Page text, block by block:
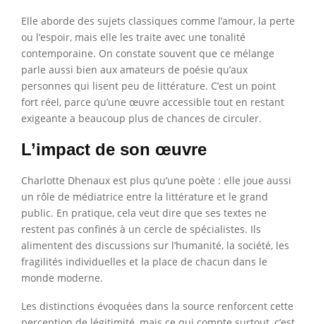
Elle aborde des sujets classiques comme l’amour, la perte
ou l’espoir, mais elle les traite avec une tonalité
contemporaine. On constate souvent que ce mélange
parle aussi bien aux amateurs de poésie qu’aux
personnes qui lisent peu de littérature. C’est un point
fort réel, parce qu’une œuvre accessible tout en restant
exigeante a beaucoup plus de chances de circuler.
L’impact de son œuvre
Charlotte Dhenaux est plus qu’une poète : elle joue aussi
un rôle de médiatrice entre la littérature et le grand
public. En pratique, cela veut dire que ses textes ne
restent pas confinés à un cercle de spécialistes. Ils
alimentent des discussions sur l’humanité, la société, les
fragilités individuelles et la place de chacun dans le
monde moderne.
Les distinctions évoquées dans la source renforcent cette